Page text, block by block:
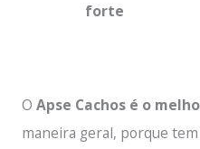
forte
O Apse Cachos é o
maneira geral, porque